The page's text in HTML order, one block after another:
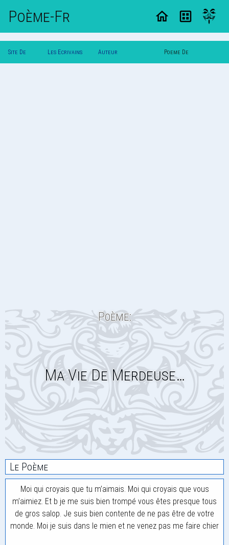
Poème-Fr
Site De Les Ecrivains Auteur Poeme De
Poème:
Ma Vie De Merdeuse…
Le Poème
Moi qui croyais que tu m’aimais. Moi qui croyais que vous
m’aimiez. Et b je me suis bien trompé vous êtes presque tous
de gros salop. Je suis bien contente de ne pas être de votre
monde. Moi je suis dans le mien et ne venez pas me faire chier